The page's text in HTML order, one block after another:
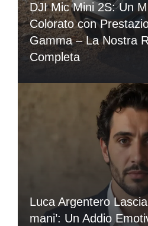
DJI Mic Mini 2S: Un
Colorato con
Gamma – La Nostra
Completa
Luca Argentero
mani’: Un Addio